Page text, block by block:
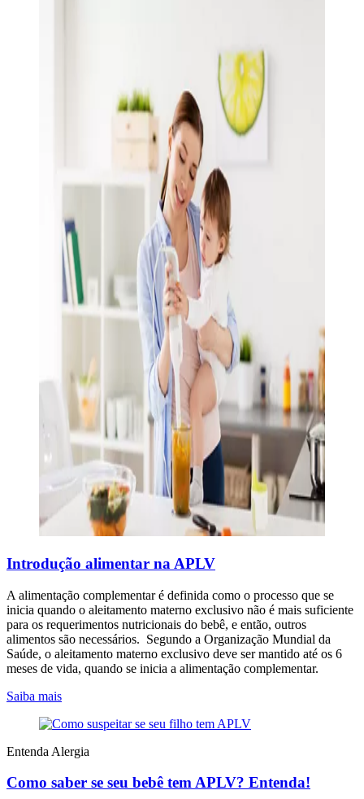
Introdução alimentar na APLV
A alimentação complementar é definida como o processo que se
inicia quando o aleitamento materno exclusivo não é mais suficiente
para os requerimentos nutricionais do bebê, e então, outros
alimentos são necessários. Segundo a Organização Mundial da
Saúde, o aleitamento materno exclusivo deve ser mantido até os 6
meses de vida, quando se inicia a alimentação complementar.
Saiba mais
Entenda Alergia
Como saber se seu bebê tem APLV? Entenda!